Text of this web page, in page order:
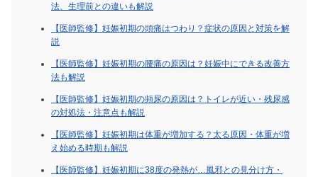
法、生理前との違いも解説
【医師監修】妊娠初期の頭痛はつわり？症状の原因と対策を解
説
【医師監修】妊娠初期の腰痛の原因は？妊娠中にできる改善方
法も解説
【医師監修】妊娠初期の頻尿の原因は？トイレが近い・残尿感
の対処法・注意点も解説
【医師監修】妊娠初期は体重が増加する？太る原因・体重が増
え始める時期も解説
【医師監修】妊娠初期に38度の発熱が…風邪との見分け方・